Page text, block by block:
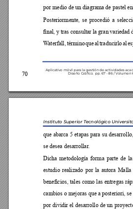

Aplicativo móvil para la gestión de actividades
Diseño Gráco.  pp. 67 - 86 / Volumen

  
 

Instituto Superior Tecnológico Universit
     

    
     
  

  